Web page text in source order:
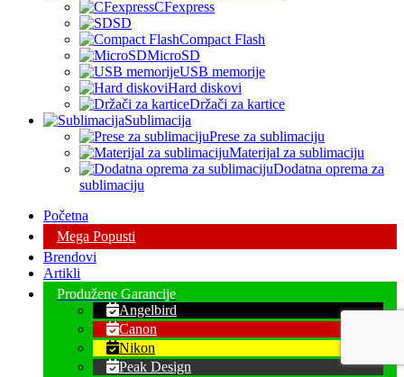
CFexpress
SD
Compact Flash
MicroSD
USB memorije
Hard diskovi
Držači za kartice
Sublimacija
Prese za sublimaciju
Materijal za sublimaciju
Dodatna oprema za
sublimaciju
Početna
Mega Popusti
Brendovi
Artikli
Produžene Garancije
Angelbird
Canon
Nikon
Peak Design